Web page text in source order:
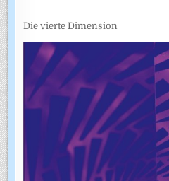
Die vierte Dimension